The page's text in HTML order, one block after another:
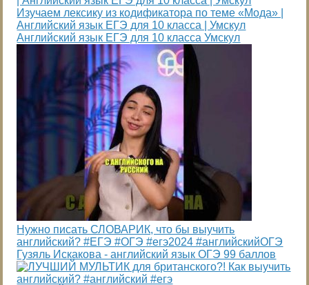
Изучаем лексику из кодификатора по теме «Мода» |
Английский язык ЕГЭ для 10 класса | Умскул
Английский язык ЕГЭ для 10 класса Умскул
Нужно писать СЛОВАРИК, что бы выучить
английский? #ЕГЭ #ОГЭ #егэ2024 #английскийОГЭ
Гузяль Искакова - английский язык ОГЭ 99 баллов